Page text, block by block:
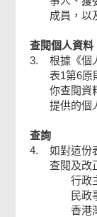
成員，以
查閱個人資料
3.
根據《個
表1第6原
你查閱資
提供的個
查詢
4.
如對這份
查閱及改
行政
民政
香港